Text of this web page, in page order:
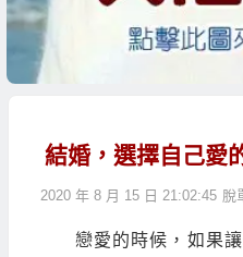
結婚，選擇自己愛
2020 年 8 月 15 日 21:02:45 脫
戀愛的時候，如果